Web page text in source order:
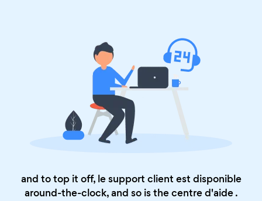
and to top it off, le support client est disponible
around-the-clock, and so is thecentre d'aide.